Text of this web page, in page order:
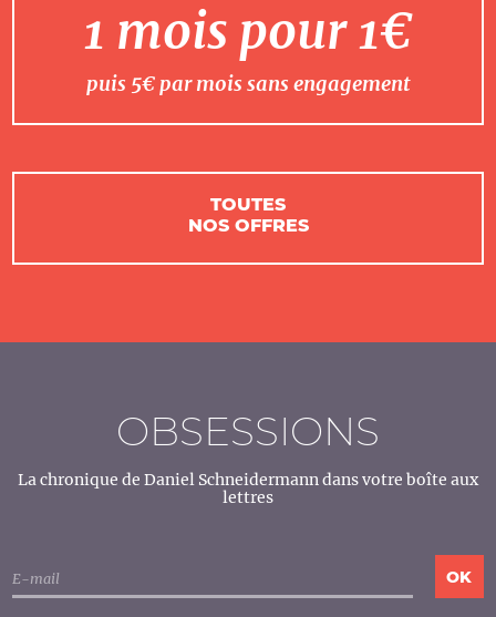
1 mois pour 1€
puis 5€ par mois sans engagement
TOUTES
NOS OFFRES
OBSESSIONS
La chronique de Daniel Schneidermann dans votre boîte aux
lettres